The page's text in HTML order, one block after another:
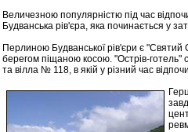
Величезною популярністю під час
Будванська рів'єра, яка починається у
Перлиною Будванської рів'єри є
берегом піщаною косою. "Острів-готель"
та вілла № 118, в якій у різний час